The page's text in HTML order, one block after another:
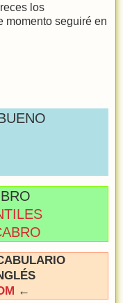
los
momento seguiré en
←